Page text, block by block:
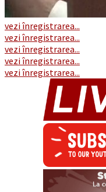
vezi înregistrarea...
vezi înregistrarea...
vezi înregistrarea...
vezi înregistrarea...
vezi înregistrarea...